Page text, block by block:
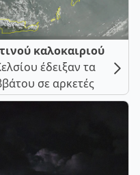
καλοκαιριού
έδειξαν τα
σε αρκετές